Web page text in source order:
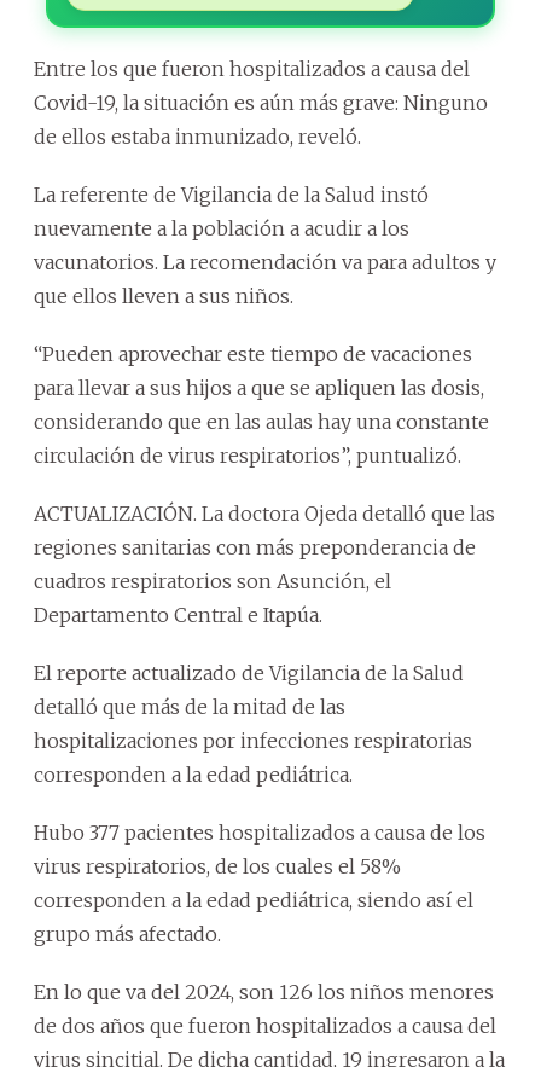
Entre los que fueron hospitalizados a causa del
Covid-19, la situación es aún más grave: Ninguno
de ellos estaba inmunizado, reveló.
La referente de Vigilancia de la Salud instó
nuevamente a la población a acudir a los
vacunatorios. La recomendación va para adultos y
que ellos lleven a sus niños.
“Pueden aprovechar este tiempo de vacaciones
para llevar a sus hijos a que se apliquen las dosis,
considerando que en las aulas hay una constante
circulación de virus respiratorios”, puntualizó.
ACTUALIZACIÓN. La doctora Ojeda detalló que las
regiones sanitarias con más preponderancia de
cuadros respiratorios son Asunción, el
Departamento Central e Itapúa.
El reporte actualizado de Vigilancia de la Salud
detalló que más de la mitad de las
hospitalizaciones por infecciones respiratorias
corresponden a la edad pediátrica.
Hubo 377 pacientes hospitalizados a causa de los
virus respiratorios, de los cuales el 58%
corresponden a la edad pediátrica, siendo así el
grupo más afectado.
En lo que va del 2024, son 126 los niños menores
de dos años que fueron hospitalizados a causa del
virus sincitial. De dicha cantidad, 19 ingresaron a la